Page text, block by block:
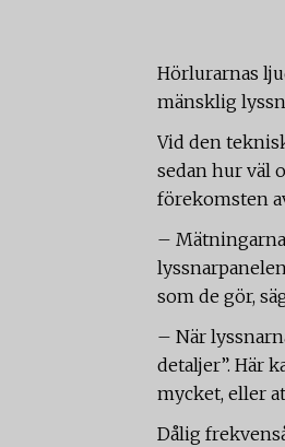
Hörlurarnas
mänsklig
Vid den
sedan hur väl
förekomsten
–
som de gör,
– När
detaljer”. Här
mycket, eller
Dålig